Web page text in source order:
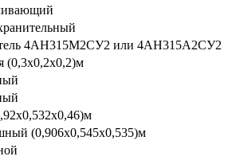
4АН315М2СУ2 или 4АН315А2СУ2
(0,3х0,2х0,2)м
(0,906х0,545х0,535)м